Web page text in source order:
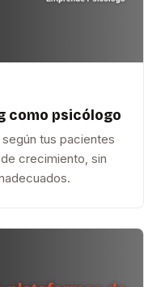
como psicólogo
tus pacientes
crecimiento, sin